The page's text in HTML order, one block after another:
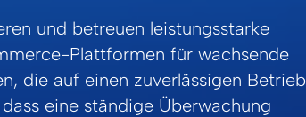
und betreuen leistungsstarke
Plattformen für wachsende
die auf einen zuverlässigen Betrieb
eine ständige Überwachung